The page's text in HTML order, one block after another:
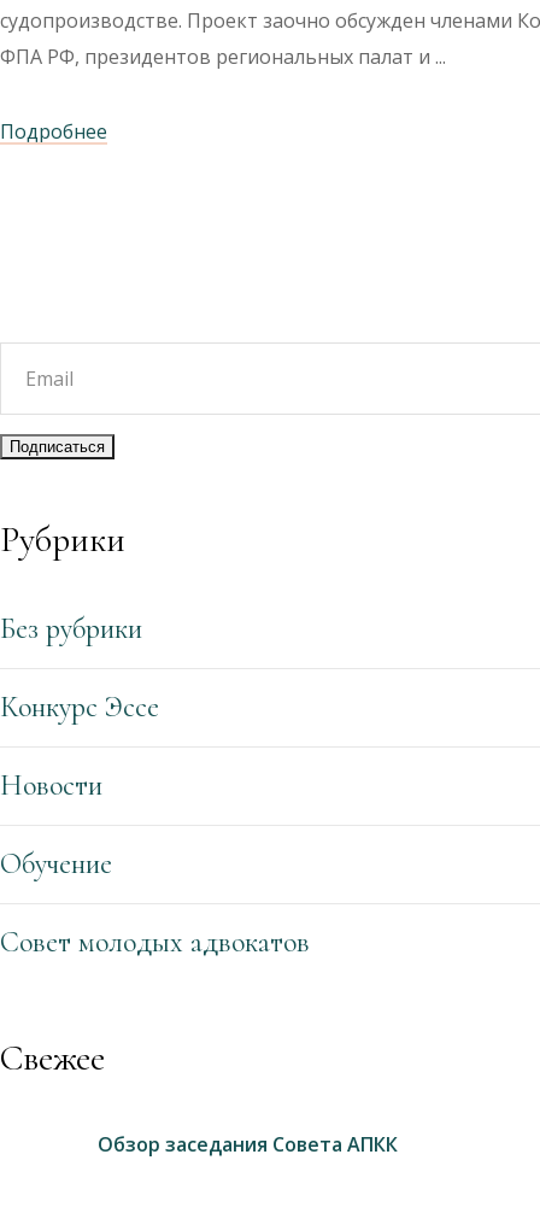
судопроизводстве. Проект заочно обсужден членами
ФПА РФ, президентов региональных палат и
Подробнее
Рубрики
Без рубрики
Конкурс Эссе
Новости
Обучение
Совет молодых адвокатов
Свежее
Обзор заседания Совета АПКК